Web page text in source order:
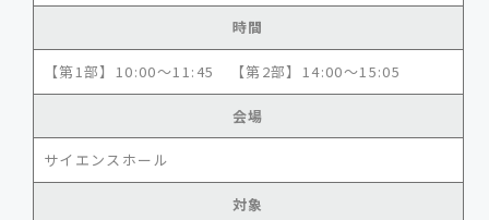
時間
【第1部】10:00～11:45 【第2部】14:00～15:05
会場
サイエンスホール
対象